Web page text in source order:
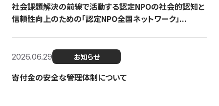
社会課題解決の前線で活動する認定NPOの社会的認知と
信頼性向上のための「認定NPO全国ネットワーク」...
2026.06.29 お知らせ
寄付金の安全な管理体制について